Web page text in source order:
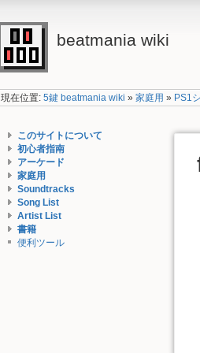
beatmania wiki
現在位置:5鍵 beatmania wiki »家庭用 » PS1
このサイトについて
初心者指南
アーケード
家庭用
Soundtracks
Song List
Artist List
書籍
便利ツール